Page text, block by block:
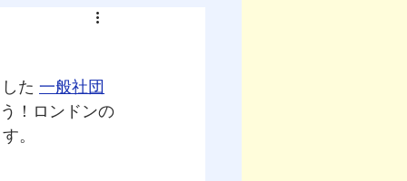
た 一般社団
！ロンドンの
。